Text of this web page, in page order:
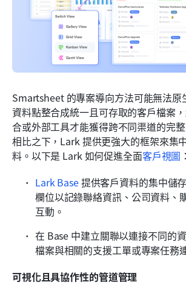
Smartsheet 的專案導向方法可能無法原
資料點整合成統一且可存取的客戶檔案
合或外部工具才能獲得跨不同渠道的完
相比之下，Lark 提供更強大的框架來集
料。以下是 Lark 如何促進全面客戶視圖 ：
Lark Base 提供客戶資料的集中儲
欄位以記錄聯絡資訊、公司資料、
互動。
在 Base 中建立關聯以連接不同的
檔案與相關的支援工單或專案任務
可視化且具協作性的管道管理